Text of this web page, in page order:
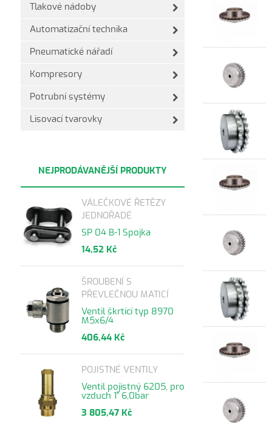
Tlakové nádoby
Automatizační technika
Pneumatické nářadí
Kompresory
Potrubní systémy
Lisovací tvarovky
NEJPRODÁVANĚJŠÍ PRODUKTY
VÁLEČKOVÉ ŘETĚZY
JEDNOŘADÉ
SP 04 B-1 Spojka
14,52 Kč
ŠROUBENÍ S
PŘEVLEČNOU MATICÍ
Ventil škrtící typ 8970
M5x6/4
406,44 Kč
POJISTNÉ VENTILY
Ventil pojistný 6205, pro
vzduch 1" 6,0bar
3 805,47 Kč